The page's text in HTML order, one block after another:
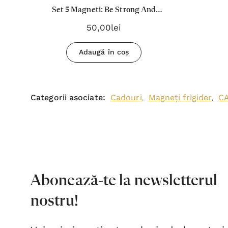
Set 5 Magneti: Be Strong And
Courageous
50,00lei
Adaugă în coș
Categorii asociate: Cadouri, Magneți frigider,
Abonează-te la newsletterul
nostru!